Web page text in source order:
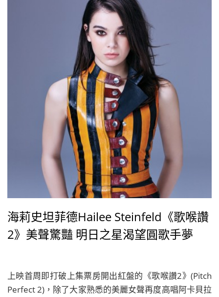
海莉史坦菲德Hailee Steinfeld《歌喉讚
2》美聲驚豔 明日之星渴望圓歌手夢
上映首周即打破上集票房開出紅盤的《歌喉讚2》(Pitch
Perfect 2)，除了大家熟悉的美麗女聲再度高唱阿卡貝拉